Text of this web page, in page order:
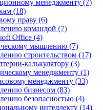
менеджменту (7)
(18)
праву (6)
командой (7)
Office (4)
мышлению (7)
строительством (17)
калькулятору (3)
менеджменту (1)
менеджменту (33)
бизнесом (83)
безопасностью (4)
интеллекту (14)